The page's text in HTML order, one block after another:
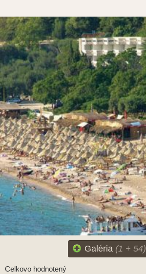
Galéria (1 + 54)
Celkovo hodnotený